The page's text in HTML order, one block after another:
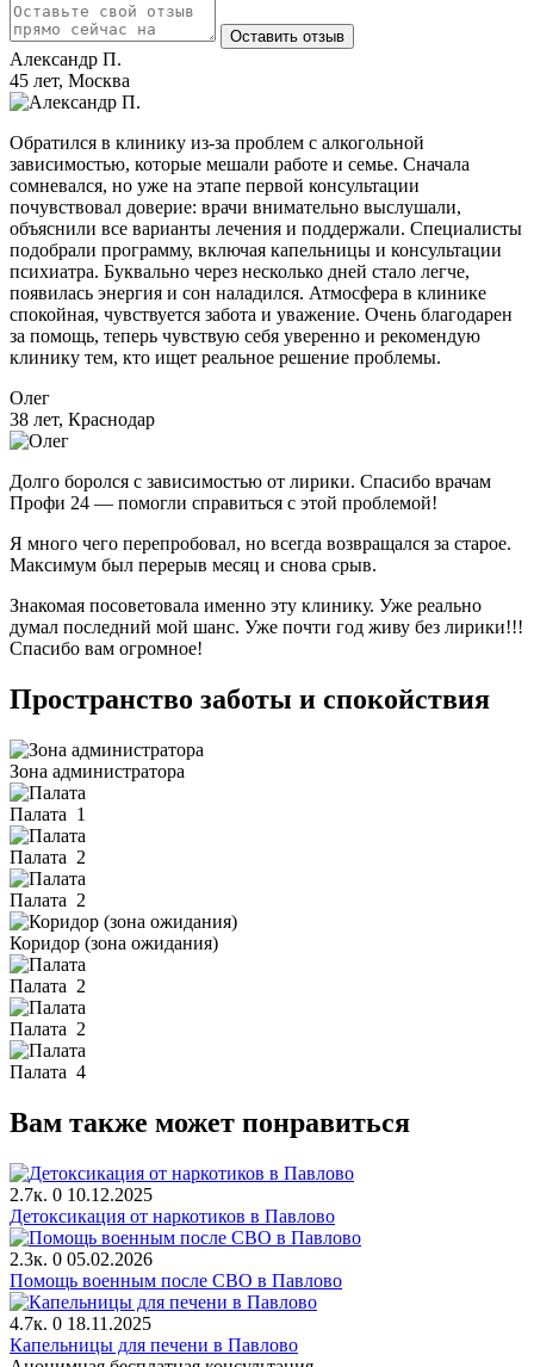
Оставить отзыв
Александр П.
45 лет, Москва
Обратился в клинику из-за проблем с алкогольной
зависимостью, которые мешали работе и семье. Сначала
сомневался, но уже на этапе первой консультации
почувствовал доверие: врачи внимательно выслушали,
объяснили все варианты лечения и поддержали. Специалисты
подобрали программу, включая капельницы и консультации
психиатра. Буквально через несколько дней стало легче,
появилась энергия и сон наладился. Атмосфера в клинике
спокойная, чувствуется забота и уважение. Очень благодарен
за помощь, теперь чувствую себя уверенно и рекомендую
клинику тем, кто ищет реальное решение проблемы.
Олег
38 лет, Краснодар
Долго боролся с зависимостью от лирики. Спасибо врачам
Профи 24 — помогли справиться с этой проблемой!
Я много чего перепробовал, но всегда возвращался за старое.
Максимум был перерыв месяц и снова срыв.
Знакомая посоветовала именно эту клинику. Уже реально
думал последний мой шанс. Уже почти год живу без лирики!!!
Спасибо вам огромное!
Пространство заботы и спокойствия
Зона администратора
Палата 1
Палата 2
Палата 2
Коридор (зона ожидания)
Палата 2
Палата 2
Палата 4
Вам также может понравиться
2.7к. 0 10.12.2025
Детоксикация от наркотиков в Павлово
2.3к. 0 05.02.2026
Помощь военным после СВО в Павлово
4.7к. 0 18.11.2025
Капельницы для печени в Павлово